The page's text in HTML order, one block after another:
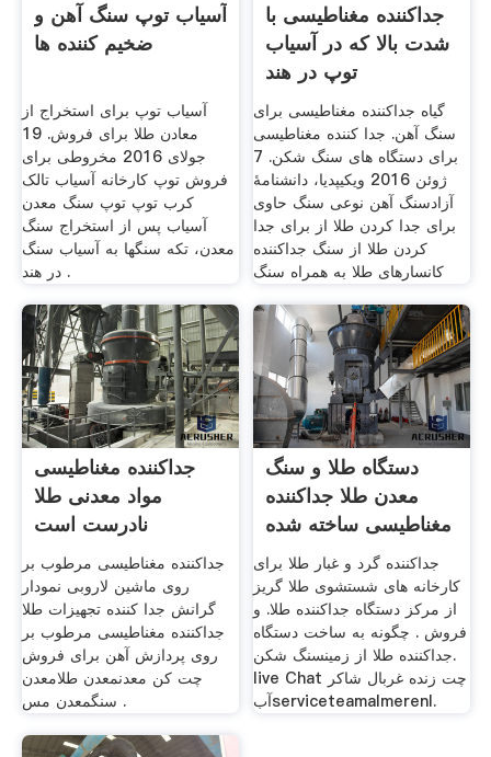
آسیاب توپ سنگ آهن و
ضخیم کننده ها
آسیاب توپ برای استخراج از
معادن طلا برای فروش. 19
جولای 2016 مخروطی برای
فروش توپ کارخانه آسیاب تالک
کرب توپ توپ سنگ معدن
آسیاب پس از استخراج سنگ
معدن، تکه سنگها به آسیاب سنگ
در هند .
جداکننده مغناطیسی با
شدت بالا که در آسیاب
توپ در هند
گیاه جداکننده مغناطیسی برای
سنگ آهن. جدا کننده مغناطیسی
برای دستگاه های سنگ شکن. 7
ژوئن 2016 ویکیپدیا، دانشنامهٔ
آزادسنگ آهن نوعی سنگ حاوی
برای جدا کردن طلا از برای جدا
کردن طلا از سنگ جداکننده
کانسارهای طلا به همراه سنگ
جداکننده مغناطیسی
مواد معدنی طلا
نادرست است
جداکننده مغناطیسی مرطوب بر
روی ماشین لاروبی نمودار
گرانش جدا کننده تجهیزات طلا
جداکننده مغناطیسی مرطوب بر
روی پردازش آهن برای فروش
چت کن معدنمعدن طلامعدن
سنگمعدن مس .
دستگاه طلا و سنگ
معدن طلا جداکننده
مغناطیسی ساخته شده
در
جداکننده گرد و غبار طلا برای
کارخانه های شستشوی طلا گریز
از مرکز دستگاه جداکننده طلا. و
فروش . چگونه به ساخت دستگاه
جداکننده طلا از زمینسنگ شکن.
live Chat چت زنده غربال شاکر
آبserviceteamalmerenl.